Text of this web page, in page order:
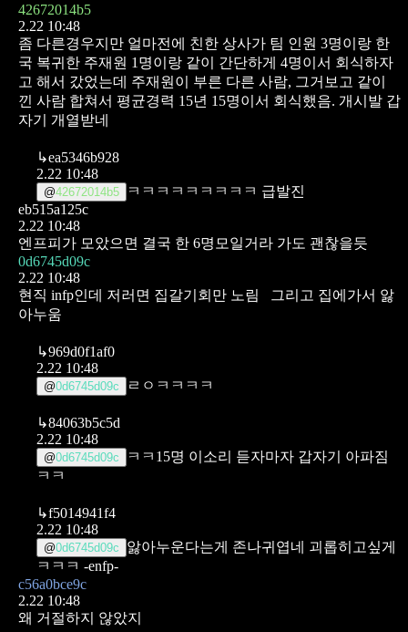
42672014b5
2.22 10:48
좀 다른경우지만 얼마전에 친한 상사가 팀 인원 3명이랑 한
국 복귀한 주재원 1명이랑 같이 간단하게 4명이서 회식하자
고 해서 갔었는데 주재원이 부른 다른 사람, 그거보고 같이
낀 사람 합쳐서 평균경력 15년 15명이서 회식했음. 개시발 갑
자기 개열받네
↳ea5346b928
2.22 10:48
@42672014b5
ㅋㅋㅋㅋㅋㅋㅋㅋㅋ 급발진
eb515a125c
2.22 10:48
엔프피가 모았으면 결국 한 6명모일거라 가도 괜찮을듯
0d6745d09c
2.22 10:48
현직 infp인데 저러면 집갈기회만 노림
그리고 집에가서 앓
아누움
↳969d0f1af0
2.22 10:48
@0d6745d09c ㄹㅇㅋㅋㅋㅋ
↳84063b5c5d
2.22 10:48
@0d6745d09c
ㅋㅋ15명 이소리 듣자마자 갑자기 아파짐
ㅋㅋ
↳f5014941f4
2.22 10:48
@0d6745d09c
앓아누운다는게 존나귀엽네 괴롭히고싶게
ㅋㅋㅋ -enfp-
c56a0bce9c
2.22 10:48
왜 거절하지 않았지